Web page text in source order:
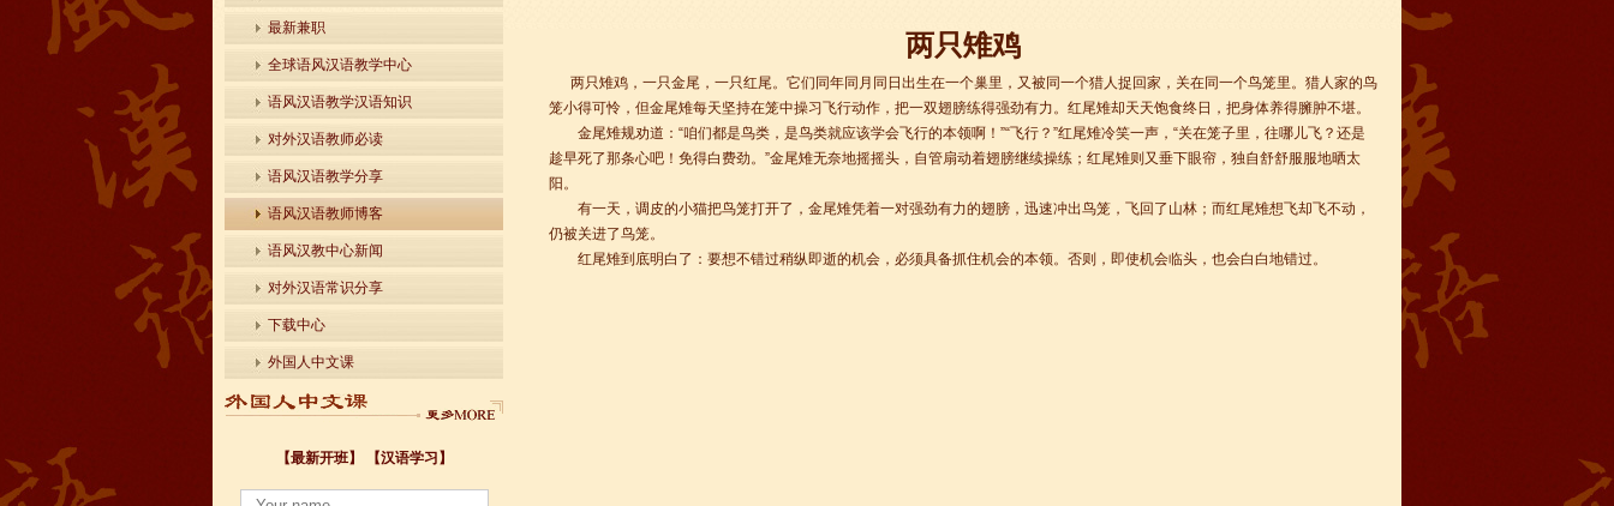
最新兼职
全球语风汉语教学中心
语风汉语教学汉语知识
对外汉语教师必读
语风汉语教学分享
语风汉语教师博客
语风汉教中心新闻
对外汉语常识分享
下载中心
外国人中文课
【最新开班】
【汉语学习】
小暑至，盛夏始
两只雉鸡
两只雉鸡，一只金尾，一只红尾。它们同年同月同日出生在一个巢里，又被同一个猎人捉回家，关在同一个鸟笼里。猎人家的鸟
笼小得可怜，但金尾雉每天坚持在笼中操习飞行动作，把一双翅膀练得强劲有力。红尾雉却天天饱食终日，把身体养得臃肿不堪。
金尾雉规劝道：“咱们都是鸟类，是鸟类就应该学会飞行的本领啊！”“飞行？”红尾雉冷笑一声，“关在笼子里，往哪儿飞？还是
趁早死了那条心吧！免得白费劲。”金尾雉无奈地摇摇头，自管扇动着翅膀继续操练；红尾雉则又垂下眼帘，独自舒舒服服地晒太
阳。
有一天，调皮的小猫把鸟笼打开了，金尾雉凭着一对强劲有力的翅膀，迅速冲出鸟笼，飞回了山林；而红尾雉想飞却飞不动，
仍被关进了鸟笼。
红尾雉到底明白了：要想不错过稍纵即逝的机会，必须具备抓住机会的本领。否则，即使机会临头，也会白白地错过。